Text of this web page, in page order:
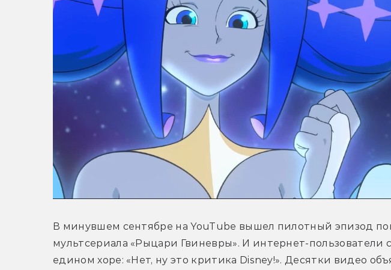
В минувшем сентябре на YouTube вышел пилотный эпизод
мультсериала «Рыцари Гвиневры». И интернет-пользователи
едином хоре: «Нет, ну это критика Disney!». Десятки видео